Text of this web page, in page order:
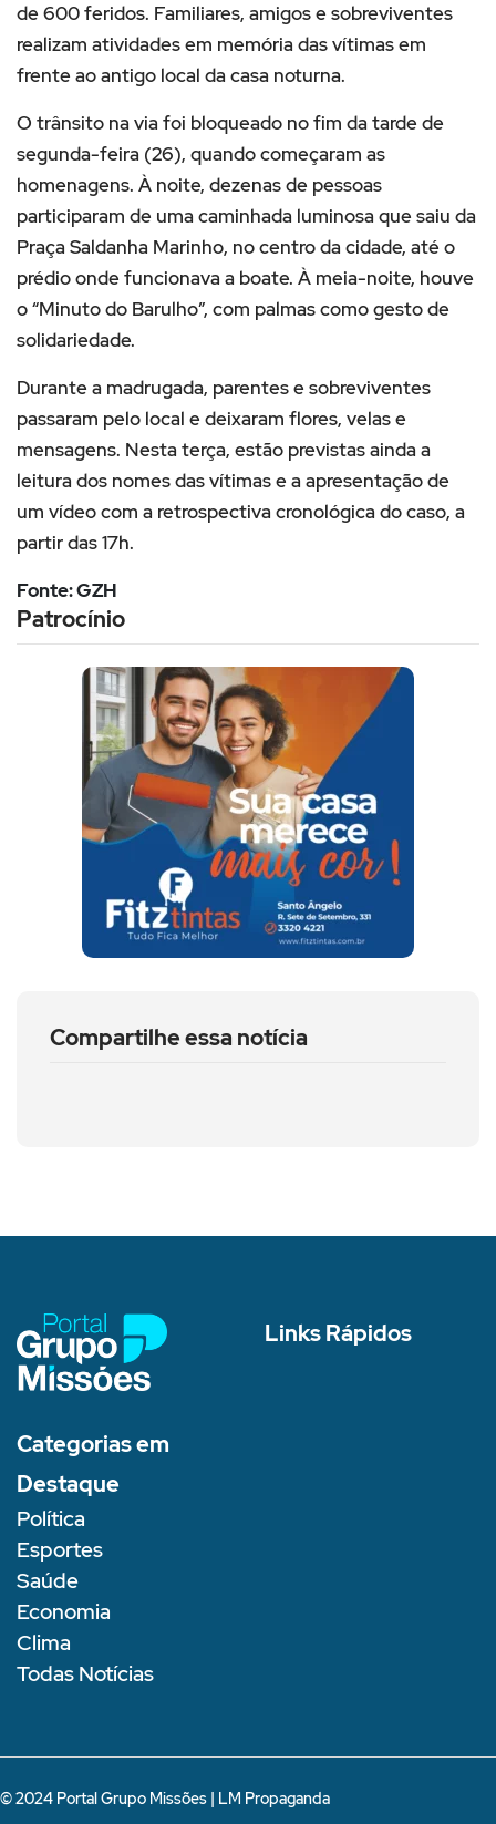
de 600 feridos. Familiares, amigos e sobreviventes
realizam atividades em memória das vítimas em
frente ao antigo local da casa noturna.
O trânsito na via foi bloqueado no fim da tarde de
segunda-feira (26), quando começaram as
homenagens. À noite, dezenas de pessoas
participaram de uma caminhada luminosa que saiu da
Praça Saldanha Marinho, no centro da cidade, até o
prédio onde funcionava a boate. À meia-noite, houve
o “Minuto do Barulho”, com palmas como gesto de
solidariedade.
Durante a madrugada, parentes e sobreviventes
passaram pelo local e deixaram flores, velas e
mensagens. Nesta terça, estão previstas ainda a
leitura dos nomes das vítimas e a apresentação de
um vídeo com a retrospectiva cronológica do caso, a
partir das 17h.
Fonte: GZH
Patrocínio
Compartilhe essa notícia
Links Rápidos
Categorias em
Destaque
Política
Esportes
Saúde
Economia
Clima
Todas Notícias
© 2024 Portal Grupo Missões | LM Propaganda